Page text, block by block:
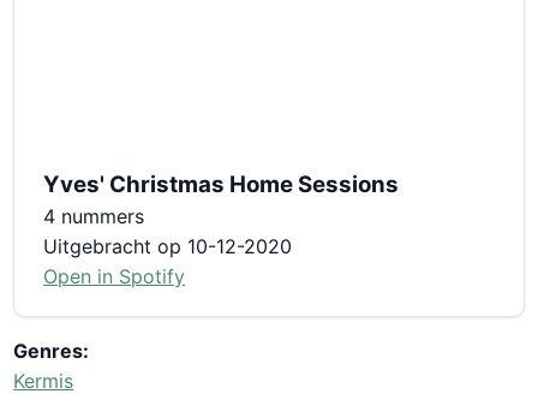
Yves' Christmas Home Sessions
4 nummers
Uitgebracht op 10-12-2020
Open in Spotify
Genres:
Kermis